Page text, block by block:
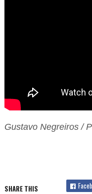
Gustavo Negreiros /
SHARE THIS